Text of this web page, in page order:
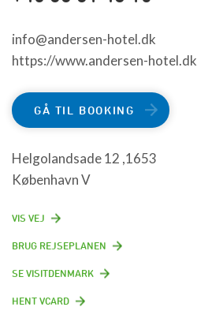
info@andersen-hotel.dk
https://www.andersen-hotel.dk
GÅ TIL BOOKING
Helgolandsade 12 ,1653
København V
VIS VEJ
BRUG REJSEPLANEN
SE VISITDENMARK
HENT VCARD